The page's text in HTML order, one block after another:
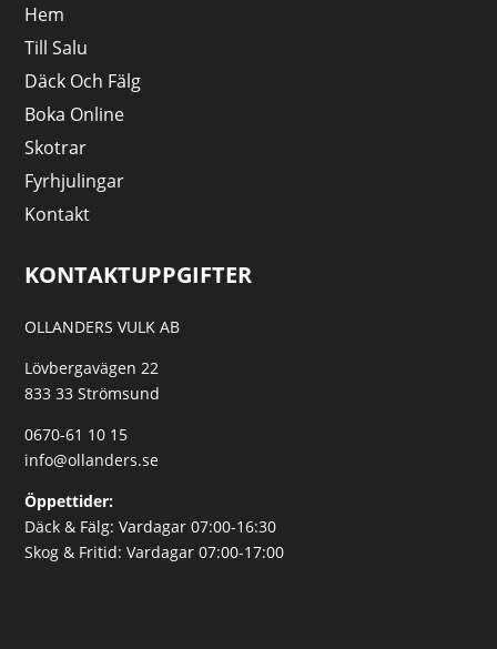
Hem
Till Salu
Däck Och Fälg
Boka Online
Skotrar
Fyrhjulingar
Kontakt
KONTAKTUPPGIFTER
OLLANDERS VULK AB
Lövbergavägen 22
833 33 Strömsund
0670-61 10 15
info@ollanders.se
Öppettider:
Däck & Fälg: Vardagar 07:00-16:30
Skog & Fritid: Vardagar 07:00-17:00